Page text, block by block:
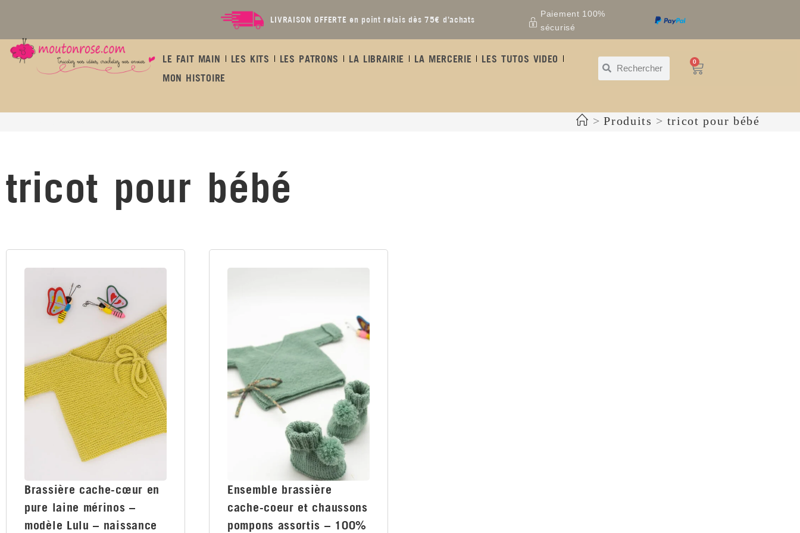
LIVRAISON OFFERTE en point relais dès 75€ d’achats
Paiement 100%
sécurisé
LE FAIT MAIN LES KITS LES PATRONS LA LIBRAIRIE LA MERCERIE
LES TUTOS VIDEO
MON HISTOIRE
0
> Produits > tricot pour bébé
tricot pour bébé
Brassière cache-cœur en
pure laine mérinos –
modèle Lulu – naissance
Ensemble brassière
cache-coeur et chaussons
pompons assortis – 100%